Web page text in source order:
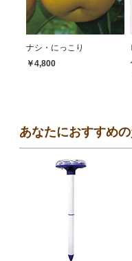
ナシ・にっこり
￥4,800
あなたにおすすめ